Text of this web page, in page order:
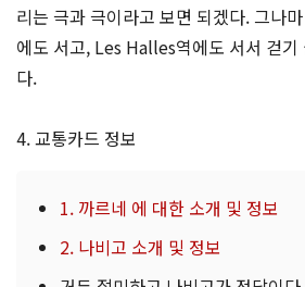
리는 극과 극이라고 보면 되겠다. 그나
에도 서고, Les Halles역에도 서서 걷기
다.
4. 교통카드 정보
1. 까르네 에 대한 소개 및 정보
2. 나비고 소개 및 정보